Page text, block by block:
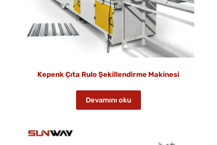
Kepenk Çıta Rulo Şekillendirme Makinesi
Devamını oku